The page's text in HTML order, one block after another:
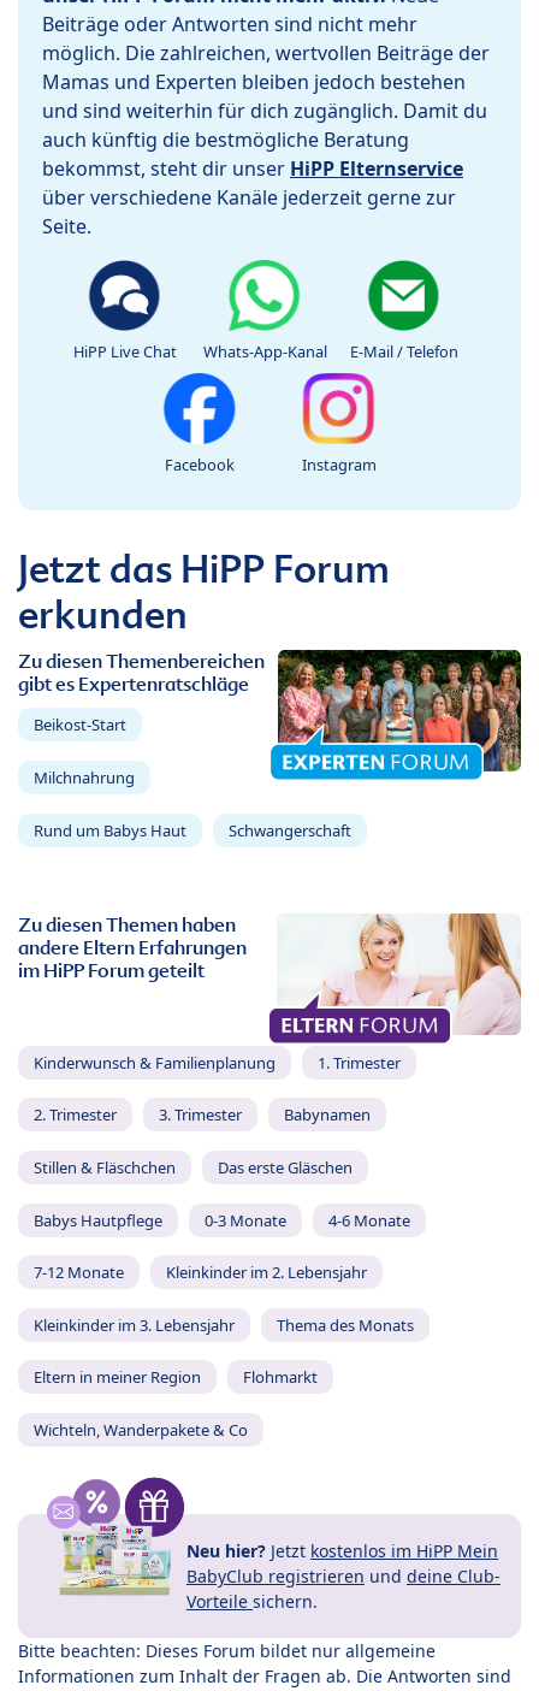
Beiträge oder Antworten sind nicht mehr
möglich. Die zahlreichen, wertvollen Beiträge der
Mamas und Experten bleiben jedoch bestehen
und sind weiterhin für dich zugänglich. Damit du
auch künftig die bestmögliche Beratung
bekommst, steht dir unser HiPP Elternservice
über verschiedene Kanäle jederzeit gerne zur
Seite.
HiPP Live Chat Whats-App-Kanal E-Mail / Telefon
Facebook Instagram
Jetzt das HiPP Forum
erkunden
Zu diesen Themenbereichen
gibt es Expertenratschläge
Beikost-Start
Milchnahrung
Rund um Babys Haut Schwangerschaft
Zu diesen Themen haben
andere Eltern Erfahrungen
im HiPP Forum geteilt
Kinderwunsch & Familienplanung 1. Trimester
2. Trimester 3. Trimester Babynamen
Stillen & Fläschchen Das erste Gläschen
Babys Hautpflege 0-3 Monate 4-6 Monate
7-12 Monate Kleinkinder im 2. Lebensjahr
Kleinkinder im 3. Lebensjahr Thema des Monats
Eltern in meiner Region Flohmarkt
Wichteln, Wanderpakete & Co
Neu hier? Jetzt kostenlos im HiPP Mein
BabyClub registrieren und deine Club-
Vorteile sichern.
Bitte beachten: Dieses Forum bildet nur allgemeine
Informationen zum Inhalt der Fragen ab. Die Antworten sind